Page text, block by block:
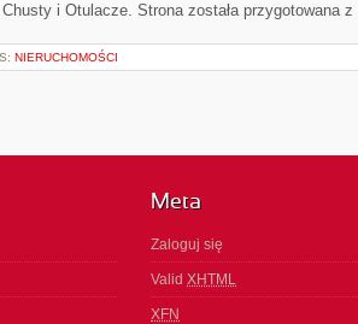
i Otulacze. Strona została przygotowana
NIERUCHOMOŚCI
Meta
Zaloguj się
Valid XHTML
XFN